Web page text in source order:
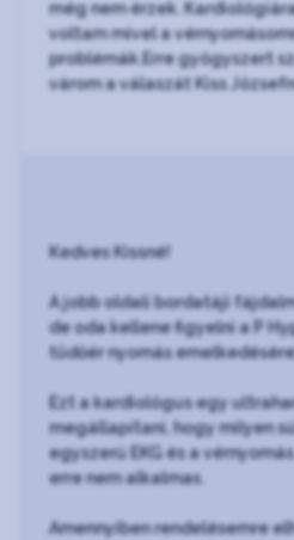
még nem érzek.
voltam mivel a
problémák.Erre gyógyszert
várom a válaszát Kiss
Kedves Kissné!
A jobb oldali bordatáji
de oda kellene figyelni a P
tüdőér nyomás
Ezt a kardiológus egy
megállapítani, hogy milyen
egyszerű EKG és a
erre nem alkalmas.
Amennyiben rendelésemre